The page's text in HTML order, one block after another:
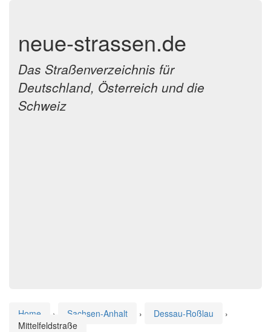
neue-strassen.de
Das Straßenverzeichnis für
Deutschland, Österreich und die
Schweiz
Home › Sachsen-Anhalt › Dessau-Roßlau
›
Mittelfeldstraße